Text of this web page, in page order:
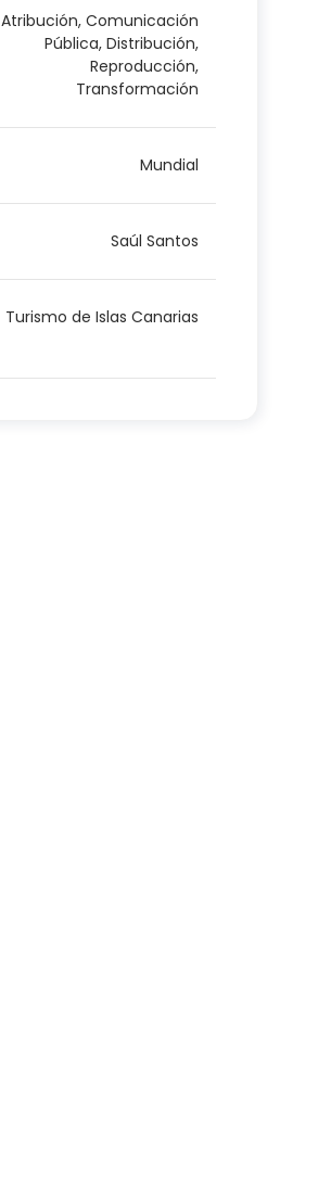
Atribución, Comunicación
Pública, Distribución,
Reproducción,
Transformación
Mundial
Saúl Santos
Turismo de Islas Canarias